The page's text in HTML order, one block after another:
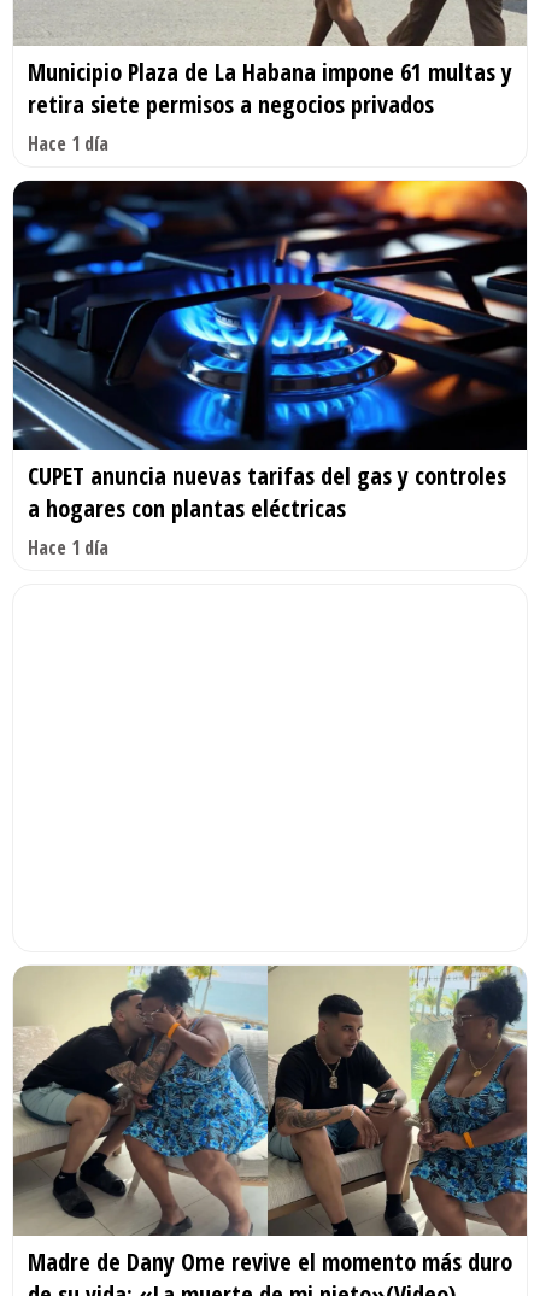
Municipio Plaza de La Habana impone 61 multas y
retira siete permisos a negocios privados
Hace 1 día
CUPET anuncia nuevas tarifas del gas y controles
a hogares con plantas eléctricas
Hace 1 día
Madre de Dany Ome revive el momento más duro